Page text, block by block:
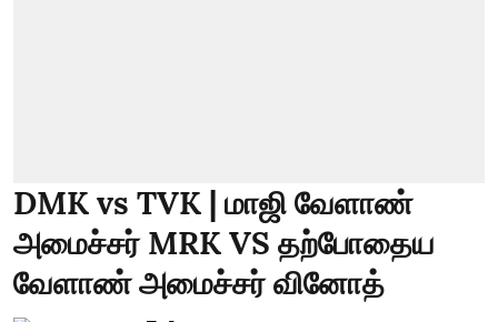
DMK vs TVK | மாஜி வேளாண்
அமைச்சர் MRK VS தற்போதைய
வேளாண் அமைச்சர் வினோத்